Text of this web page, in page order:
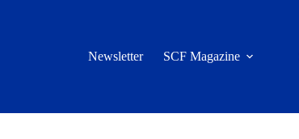
Newsletter SCF Magazine